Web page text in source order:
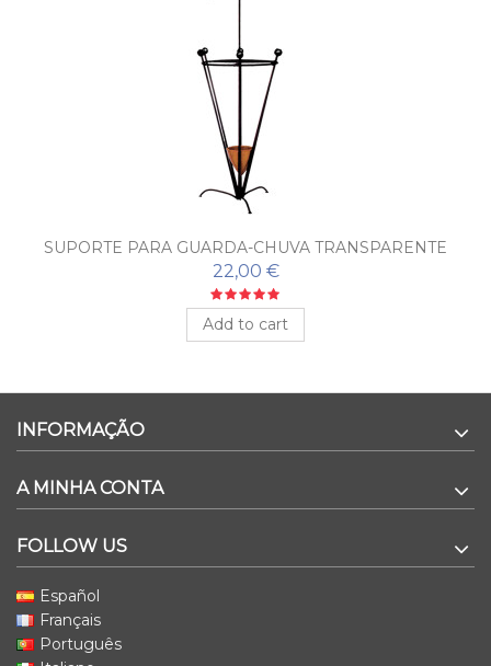
SUPORTE PARA GUARDA-CHUVA TRANSPARENTE
22,00 €
Add to cart
INFORMAÇÃO
A MINHA CONTA
FOLLOW US
Español
Français
Português